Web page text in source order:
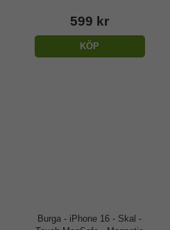
599 kr
KÖP
Burga - iPhone 16 - Skal -